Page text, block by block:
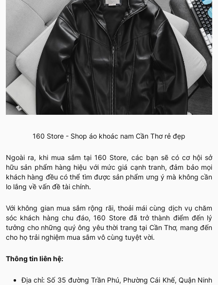
160 Store - Shop áo khoác nam Cần Thơ rẻ đẹp
Ngoài ra, khi mua sắm tại 160 Store, các bạn sẽ có cơ hội sở
hữu sản phẩm hàng hiệu với mức giá cạnh tranh, đảm bảo mọi
khách hàng đều có thể tìm được sản phẩm ưng ý mà không cần
lo lắng về vấn đề tài chính.
Với không gian mua sắm rộng rãi, thoải mái cùng dịch vụ chăm
sóc khách hàng chu đáo, 160 Store đã trở thành điểm đến lý
tưởng cho những quý ông yêu thời trang tại Cần Thơ, mang đến
cho họ trải nghiệm mua sắm vô cùng tuyệt vời.
Thông tin liên hệ:
Địa chỉ: Số 35 đường Trần Phú, Phường Cái Khế, Quận Ninh